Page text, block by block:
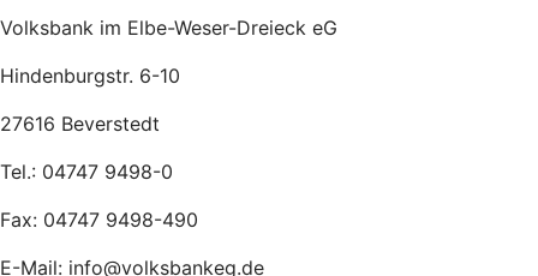
Volksbank im Elbe-Weser-Dreieck eG
Hindenburgstr. 6-10
27616 Beverstedt
Tel.: 04747 9498-0
Fax: 04747 9498-490
E-Mail: info@volksbankeg.de